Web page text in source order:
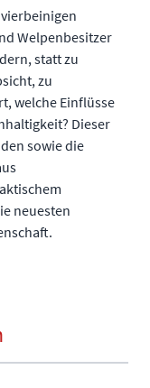
Welpenbesitzer
statt zu
zu
welche Einflüsse
Dieser
sowie die
neuesten